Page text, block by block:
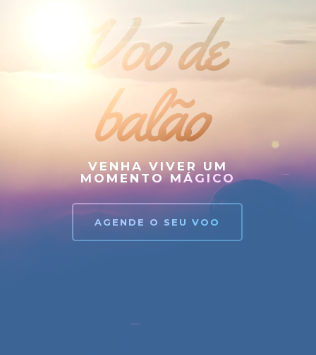
Voo de
balão
VENHA VIVER UM
MOMENTO MÁGICO
AGENDE O SEU VOO